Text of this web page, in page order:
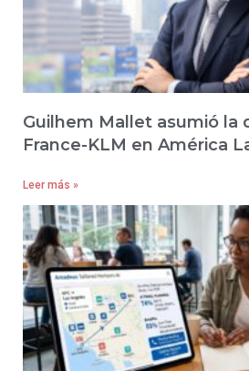
Guilhem Mallet asumió la
France-KLM en América
Leer más »